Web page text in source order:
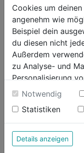
Technische Daten
Motorleistung
Spannung
Ansaugleistung
Abgabeleistung
Höchstdruck
Behältervolumen
Antrieb
Ölgeschmiert
Anzahl Zylinder
Drehzahl max.
Cookies um
angenehm wie
Beispiel dein
du diesen nicht
Außerdem
zu Analyse- und
Personalisierung
Einwilligung
unter anderem
Durch Klick auf
der Verwendung
anzeigen" findest
unterschiedlichen
Notwendig
Statistiken
Details anzeigen